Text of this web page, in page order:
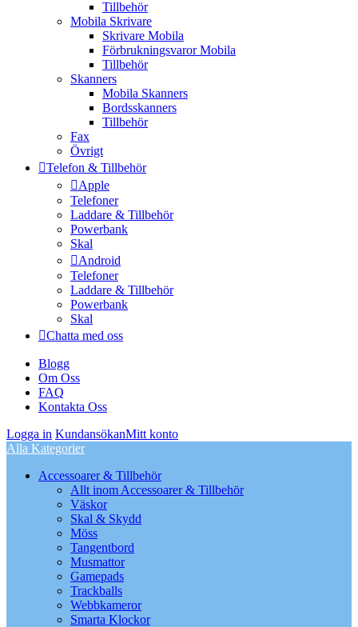
Tillbehör
Mobila Skrivare
Skrivare Mobila
Förbrukningsvaror Mobila
Tillbehör
Skanners
Mobila Skanners
Bordsskanners
Tillbehör
Fax
Övrigt
Telefon & Tillbehör
Apple
Telefoner
Laddare & Tillbehör
Powerbank
Skal
Android
Telefoner
Laddare & Tillbehör
Powerbank
Skal
Chatta med oss
Blogg
Om Oss
FAQ
Kontakta Oss
Logga in KundansökanMitt konto
Alla Kategorier
Accessoarer & Tillbehör
Allt inom Accessoarer & Tillbehör
Väskor
Skal & Skydd
Möss
Tangentbord
Musmattor
Gamepads
Trackballs
Webbkameror
Smarta Klockor